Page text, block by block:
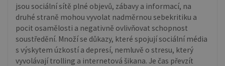
jsou sociální sítě plné objevů, zábavy a informací, na
druhé straně mohou vyvolat nadměrnou sebekritiku a
pocit osamělosti a negativně ovlivňovat schopnost
soustředění. Množí se důkazy, které spojují sociální média
s výskytem úzkostí a depresí, nemluvě o stresu, který
vyvolávají trolling a internetová šikana. Je čas převzít